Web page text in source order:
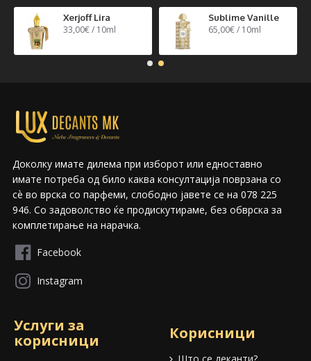
Xerjoff Lira
33,00€ / 10ml
Sublime Vanille
65,00€ / 10ml
Доколку имате дилема при изборот или едноставно
имате потреба од било каква консултација поврзана со
сѐ во врска со парфеми, слободно јавете се на 078 225
946. Со задоволство ќе продискутираме, без обврска за
комплетирање на нарачка.
Facebook
Instagram
Услуги за
корисници
Корисници